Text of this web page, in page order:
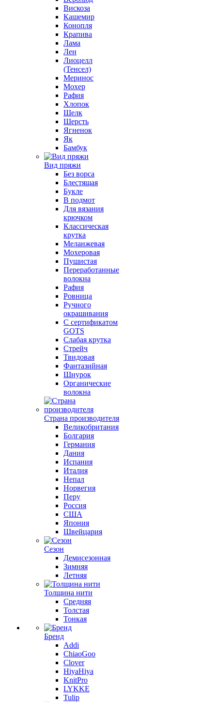
Вискоза
Кашемир
Конопля
Крапива
Лама
Лен
Лиоцелл
(Тенсел)
Меринос
Мохер
Рафия
Хлопок
Шелк
Шерсть
Ягненок
Як
Бамбук
Вид пряжи
Без ворса
Блестящая
Букле
В подмот
Для вязания
крючком
Классическая
крутка
Меланжевая
Мохеровая
Пушистая
Переработанные
волокна
Рафия
Ровница
Ручного
окрашивания
С сертификатом
GOTS
Слабая крутка
Стрейч
Твидовая
Фантазийная
Шнурок
Органические
волокна
Страна производителя
Великобритания
Болгария
Германия
Дания
Испания
Италия
Непал
Норвегия
Перу
Россия
США
Япония
Швейцария
Сезон
Демисезонная
Зимняя
Летняя
Толщина нити
Средняя
Толстая
Тонкая
Бренд
Addi
ChiaoGoo
Clover
HiyaHiya
KnitPro
LYKKE
Tulip